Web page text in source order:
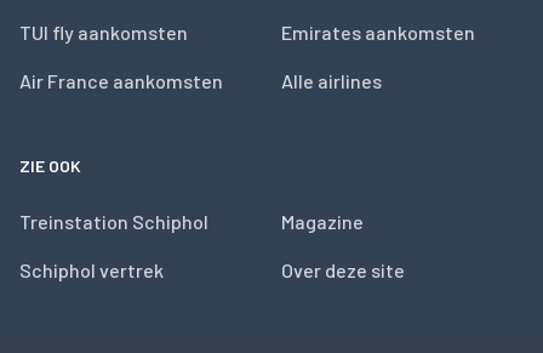
TUI fly aankomsten
Air France aankomsten
Emirates aankomsten
Alle airlines
ZIE OOK
Treinstation Schiphol
Schiphol vertrek
Magazine
Over deze site